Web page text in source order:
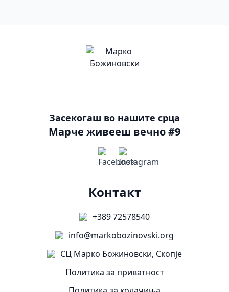
Засекогаш во нашите срца
Марче живееш вечно #9
Контакт
+389 72578540
info@markobozinovski.org
СЦ Марко Божиновски, Скопје
Политика за приватност